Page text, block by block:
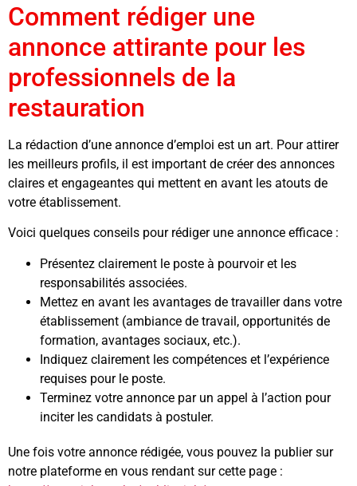
Comment rédiger une
annonce attirante pour les
professionnels de la
restauration
La rédaction d’une annonce d’emploi est un art. Pour attirer
les meilleurs profils, il est important de créer des annonces
claires et engageantes qui mettent en avant les atouts de
votre établissement.
Voici quelques conseils pour rédiger une annonce efficace :
Présentez clairement le poste à pourvoir et les
responsabilités associées.
Mettez en avant les avantages de travailler dans votre
établissement (ambiance de travail, opportunités de
formation, avantages sociaux, etc.).
Indiquez clairement les compétences et l’expérience
requises pour le poste.
Terminez votre annonce par un appel à l’action pour
inciter les candidats à postuler.
Une fois votre annonce rédigée, vous pouvez la publier sur
notre plateforme en vous rendant sur cette page :